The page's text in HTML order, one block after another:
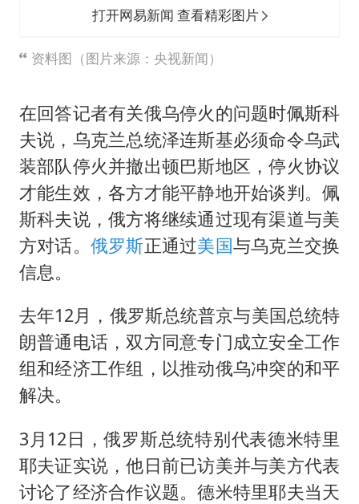
打开网易新闻 查看精彩图片
资料图（图片来源：央视新闻）
在回答记者有关俄乌停火的问题时佩斯科
夫说，乌克兰总统泽连斯基必须命令乌武
装部队停火并撤出顿巴斯地区，停火协议
才能生效，各方才能平静地开始谈判。佩
斯科夫说，俄方将继续通过现有渠道与美
方对话。 俄罗斯正通过美国与乌克兰交换
信息。
去年12月，俄罗斯总统普京与美国总统特
朗普通电话，双方同意专门成立安全工作
组和经济工作组，以推动俄乌冲突的和平
解决。
3月12日，俄罗斯总统特别代表德米特里
耶夫证实说，他日前已访美并与美方代表
讨论了经济合作议题。德米特里耶夫当天